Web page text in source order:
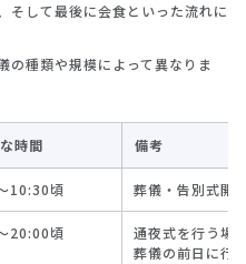
そして最後に会食といった流れに
の種類や規模によって異なりま
時間 備考
10:30頃 葬儀・告別式開
20:00頃
通夜式を行う場
葬儀の前日に行